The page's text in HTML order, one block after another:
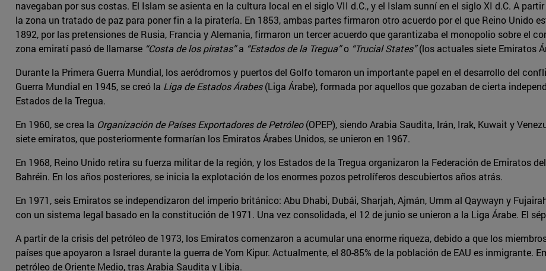
navegaban por sus costas. El Islam se asienta en la cultura local en el siglo VII d.C., y el Islam sunní en el siglo XI d.C. A
la zona un tratado de paz para poner fin a la piratería. En 1853, ambas partes firmaron otro acuerdo por el que Reino Unido
1892, por las pretensiones de Rusia, Francia y Alemania, firmaron un tercer acuerdo que garantizaba el monopolio sobre el
zona emiratí pasó de llamarse “Costa de los piratas”a “Estados de la Tregua”o “Trucial States”(los actuales siete Emiratos
Durante la Primera Guerra Mundial, los aeródromos y puertos del Golfo tomaron un importante papel en el desarrollo del
Guerra Mundial en 1945, se creó la Liga de Estados Árabes(Liga Árabe), formada por aquellos que gozaban de cierta
Estados de la Tregua.
En 1960, se crea la Organización de Países Exportadores de Petróleo(OPEP), siendo Arabia Saudita, Irán, Irak, Kuwait y
siete emiratos, que posteriormente formarían los Emiratos Árabes Unidos, se unieron en 1967.
En 1968, Reino Unido retira su fuerza militar de la región, y los Estados de la Tregua organizaron la Federación de Emiratos
Bahréin. En los años posteriores, se inicia la explotación de los enormes pozos petrolíferos descubiertos años atrás.
En 1971, seis Emiratos se independizaron del imperio británico: Abu Dhabi, Dubái, Sharjah, Ajmán, Umm al Qaywayn y
con un sistema legal basado en la constitución de 1971. Una vez consolidada, el 12 de junio se unieron a la Liga Árabe. El
A partir de la crisis del petróleo de 1973, los Emiratos comenzaron a acumular una enorme riqueza, debido a que los
países que apoyaron a Israel durante la guerra de Yom Kipur. Actualmente, el 80-85% de la población de EAU es inmigrante.
petróleo de Oriente Medio, tras Arabia Saudita y Libia.